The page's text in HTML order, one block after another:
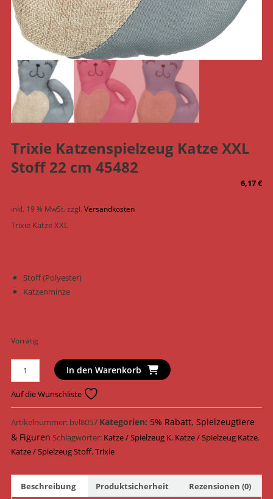
Trixie Katzenspielzeug Katze XXL
Stoff 22 cm 45482
6,17€
inkl. 19 % MwSt.zzgl.Versandkosten
Trixie Katze XXL
Stoff (Polyester)
Katzenminze
Vorrätig
Trixie
Katzenspielzeug
Katze
XXL
Stoff
22
cm
Menge
In den Warenkorb
Auf die Wunschliste
Artikelnummer: bvl8057 Kategorien: 5% Rabatt, Spielzeugtiere
& Figuren Schlagwörter: Katze / Spielzeug K, Katze / Spielzeug Katze,
Katze / Spielzeug Stoff,Trixie
Beschreibung Produktsicherheit Rezensionen (0)